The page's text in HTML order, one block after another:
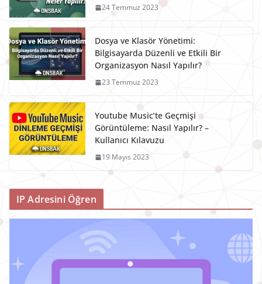
24 Temmuz 2023
Dosya ve Klasör Yönetimi:
Bilgisayarda Düzenli ve Etkili Bir
Organizasyon Nasıl Yapılır?
23 Temmuz 2023
Youtube Music’te Geçmişi
Görüntüleme: Nasıl Yapılır? –
Kullanıcı Kılavuzu
19 Mayıs 2023
IP Adresini Öğren